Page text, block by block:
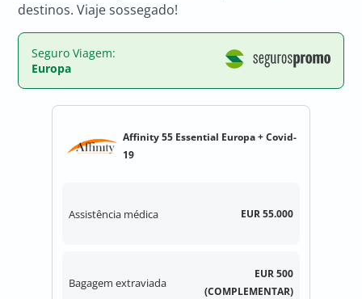
destinos. Viaje sossegado!
Seguro Viagem:
Europa
Affinity 55 Essential Europa + Covid-
19
Assistência médica EUR 55.000
Bagagem extraviada
EUR 500
(COMPLEMENTAR)